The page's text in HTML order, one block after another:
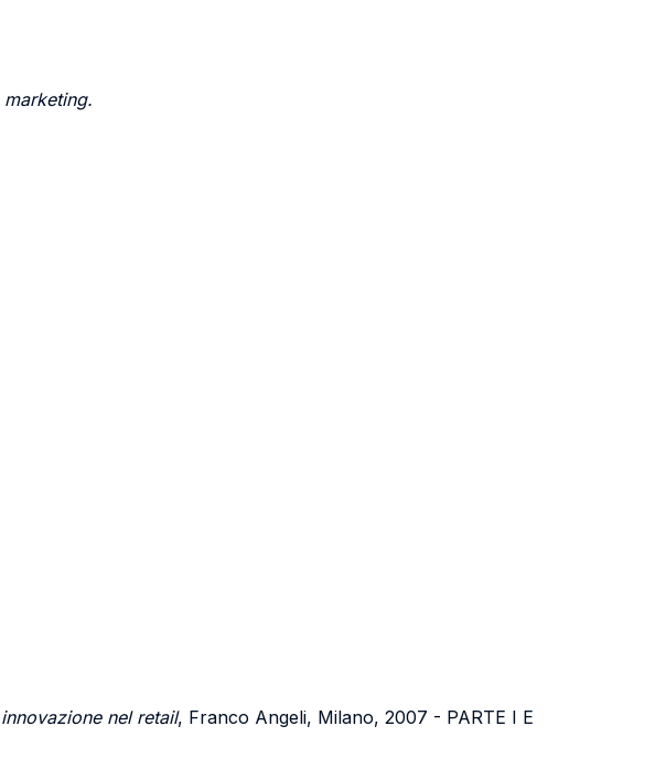
marketing.
innovazione nel retail, Franco Angeli, Milano, 2007 - PARTE I E